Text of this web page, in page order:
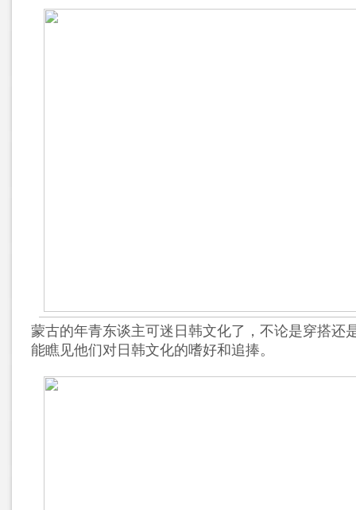
蒙古的年青东谈主可迷日韩文化了，不论是穿搭还
能瞧见他们对日韩文化的嗜好和追捧。